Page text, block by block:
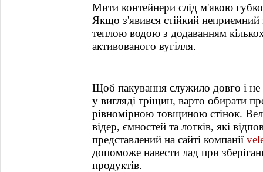
Мити контейнери слід м'якою
Якщо з'явився стійкий неприємний
теплою водою з додаванням
активованого вугілля.
Щоб пакування служило довго і
у вигляді тріщин, варто обирати
рівномірною товщиною стінок.
відер, ємностей та лотків, які
представлений на сайті компанії
допоможе навести лад при
продуктів.